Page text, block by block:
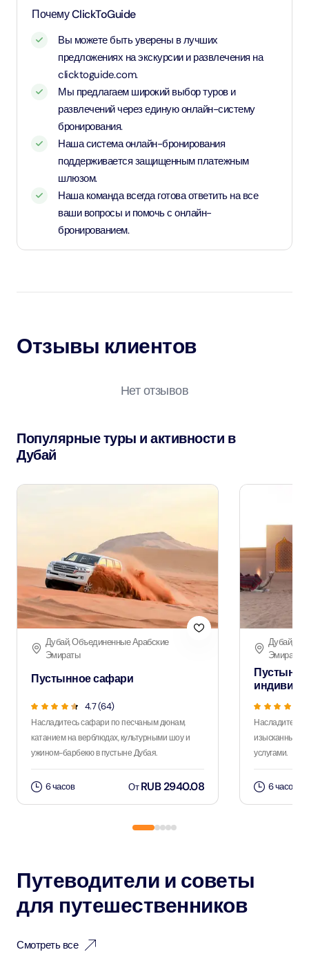
Почему ClickToGuide
Вы можете быть уверены в лучших
предложениях на экскурсии и развлечения на
clicktoguide.com.
Мы предлагаем широкий выбор туров и
развлечений через единую онлайн-систему
бронирования.
Наша система онлайн-бронирования
поддерживается защищенным платежным
шлюзом.
Наша команда всегда готова ответить на все
ваши вопросы и помочь с онлайн-
бронированием.
Отзывы клиентов
Нет отзывов
Популярные туры и активности в
Дубай
Дубай, Объединенные Арабские
Эмираты
Пустынное сафари
4.7 (64)
Насладитесь сафари по песчаным дюнам,
катанием на верблюдах, культурными шоу и
ужином-барбекю в пустыне Дубая.
6 часов ОтRUB 2940.08
Дубай,
Эмираты
Насладитесь
изысканным
услугами.
6 часов
Путеводители и советы
для путешественников
Смотреть все